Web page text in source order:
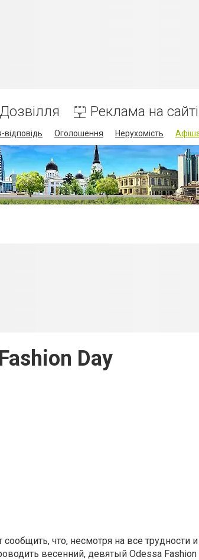
Дозвілля Реклама на сайті
відповідь Оголошення Нерухомість
Day
что, несмотря на все трудности
весенний, девятый Odessa Fashion